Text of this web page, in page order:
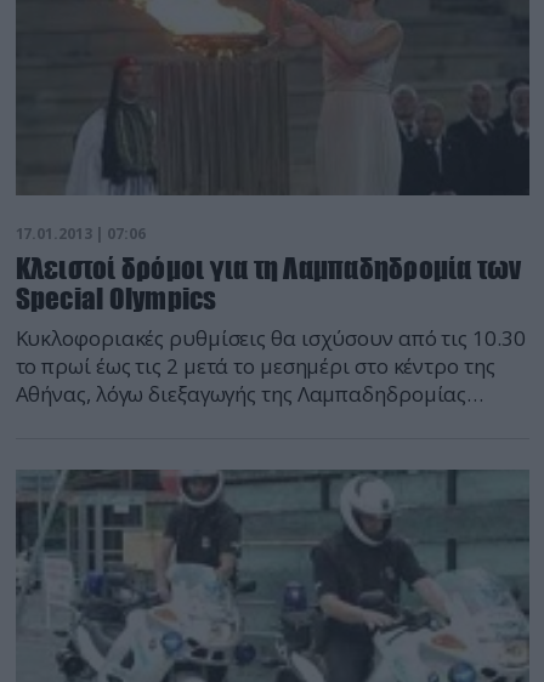
17.01.2013 | 07:06
Κλειστοί δρόμοι για τη Λαμπαδηδρομία των
Special Olympics
Κυκλοφοριακές ρυθμίσεις θα ισχύσουν από τις 10.30
το πρωί έως τις 2 μετά το μεσημέρι στο κέντρο της
Αθήνας, λόγω διεξαγωγής της Λαμπαδηδρομίας
Διακοπή κυκλοφορίας των οχημάτων 10:30 έως 14:00
* Λεωφ. Βασ. Κωνσταντίνου, στο τμήμα της από τη
Λεωφ. Βασ. Όλγας έως […]